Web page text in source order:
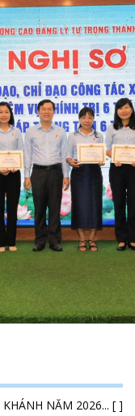
KHÁNH NĂM 2026... [ ]